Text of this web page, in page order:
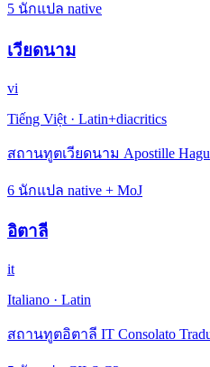
5 นักแปล native
เวียดนาม
vi
Tiếng Việt · Latin+diacritics
สถานทูตเวียดนาม Apostille
6 นักแปล native + MoJ
อิตาลี
it
Italiano · Latin
สถานทูตอิตาลี IT Consolato